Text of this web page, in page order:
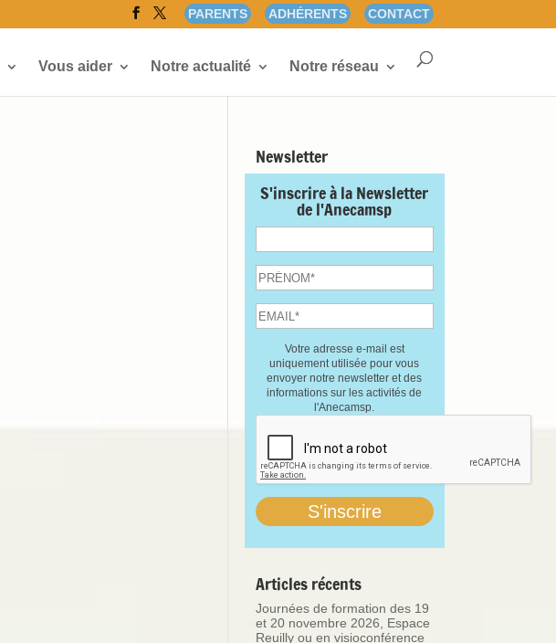
PARENTS ADHÉRENTS CONTACT
Vous aider Notre actualité Notre réseau
Newsletter
S'inscrire à la Newsletter
de l'Anecamsp
Votre adresse e-mail est
uniquement utilisée pour vous
envoyer notre newsletter et des
informations sur les activités de
l'Anecamsp.
Articles récents
Journées de formation des 19
et 20 novembre 2026, Espace
Reuilly ou en visioconférence